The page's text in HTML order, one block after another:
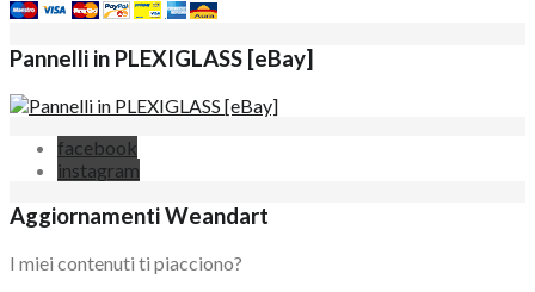
Pannelli in PLEXIGLASS [eBay]
facebook
instagram
Aggiornamenti Weandart
I miei contenuti ti piacciono?